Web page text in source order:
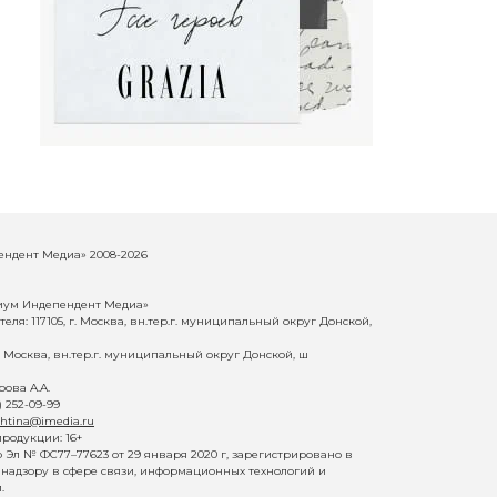
Медиа» 2008-2026
Индепендент Медиа»
117105, г. Москва, вн.тер.г. муниципальный округ Донской,
Москва, вн.тер.г. муниципальный округ Донской, ш
А.А.
252-09-99
16+
№ ФС77–77623 от 29 января 2020 г, зарегистрировано в
в сфере связи, информационных технологий и